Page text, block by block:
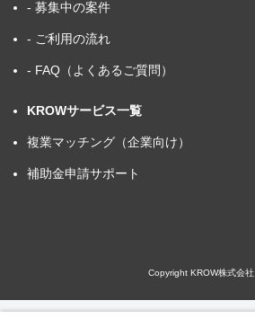
- 募集中の案件
- ご利用の流れ
- FAQ（よくあるご質問）
KROWサービス一覧
複業マッチング（企業向け）
補助金申請サポート
Copyright KROW株式会社